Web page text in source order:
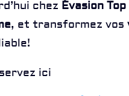
chez Évasion
, et transformez vos
ici